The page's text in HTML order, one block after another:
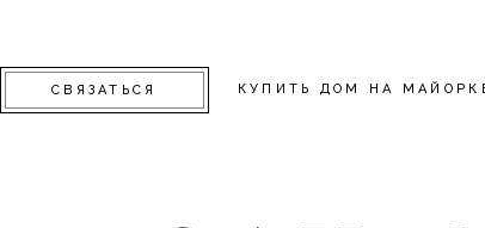
СВЯЗАТЬСЯ КУПИТЬ ДОМ НА